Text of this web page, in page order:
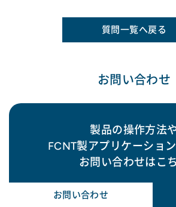
質問一覧へ戻る
お問い合わせ
製品の操作方法
FCNT製アプリケーショ
お問い合わせはこ
お問い合わせ